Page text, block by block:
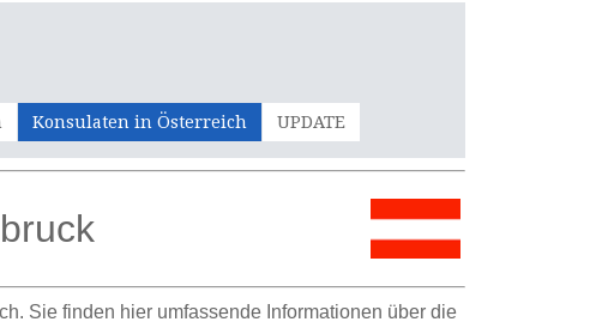
Konsulaten in Österreich UPDATE
Sie finden hier umfassende Informationen über die